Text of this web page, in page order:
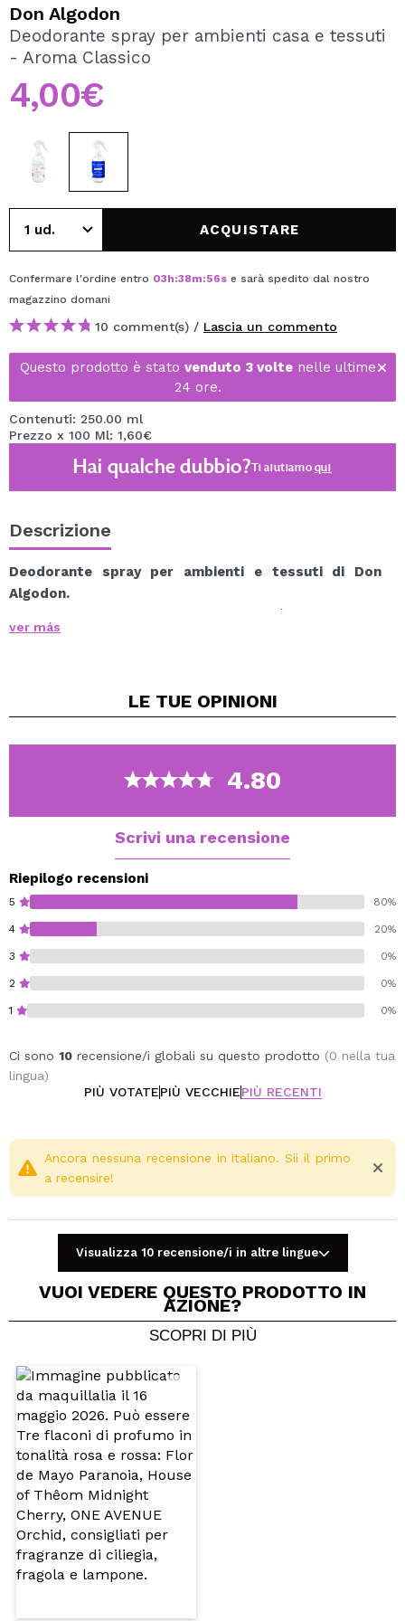
Creando un account su Maquibeauty.it potrai fare i tuoi
acquisti velocemente, controllare lo stato dei tuoi ordini e
CREARE UN ACCOUNT
Don Algodon
Deodorante spray per ambienti casa e tessuti
- Aroma Classico
4,00€
ACQUISTARE
Confermare l'ordine entro 03h:38m:55s e sarà spedito dal nostro
magazzino domani
10 comment(s) / Lascia un commento
Questo prodotto è stato venduto 3 volte nelle ultime
24 ore.
Contenuti: 250.00 ml
Prezzo x 100 Ml: 1,60€
Hai qualche dubbio?Ti aiutiamoqui
Descrizione
Deodorante spray per ambienti e tessuti di Don
Algodon.
Il deodorante spray Don Algodon è una nebbia
rinfrescante perfetta per rinnovare l'ambiente.
Ideale da spruzzare su lenzuola, asciugamani,
Descrizione olfattiva:
Testa: mandarino, limone e neroli.
Corpo: gelsomino, mughetto e rosa.
ver más
LE TUE OPINIONI
4.80
Scrivi una recensione
Riepilogo recensioni
5 80%
4 20%
3 0%
2 0%
1 0%
Ci sono 10 recensione/i globali su questo prodotto (0 nella tua
lingua)
PIÙ VOTATEPIÙ VECCHIEPIÙ RECENTI
Condividi un video o una foto
Consiglieresti questo acquisto?
Ancora nessuna recensione in italiano. Sii il primo
a recensire!
Visualizza 10 recensione/i in altre lingue
VUOI VEDERE QUESTO PRODOTTO IN
AZIONE?
SCOPRI DI PIÙ